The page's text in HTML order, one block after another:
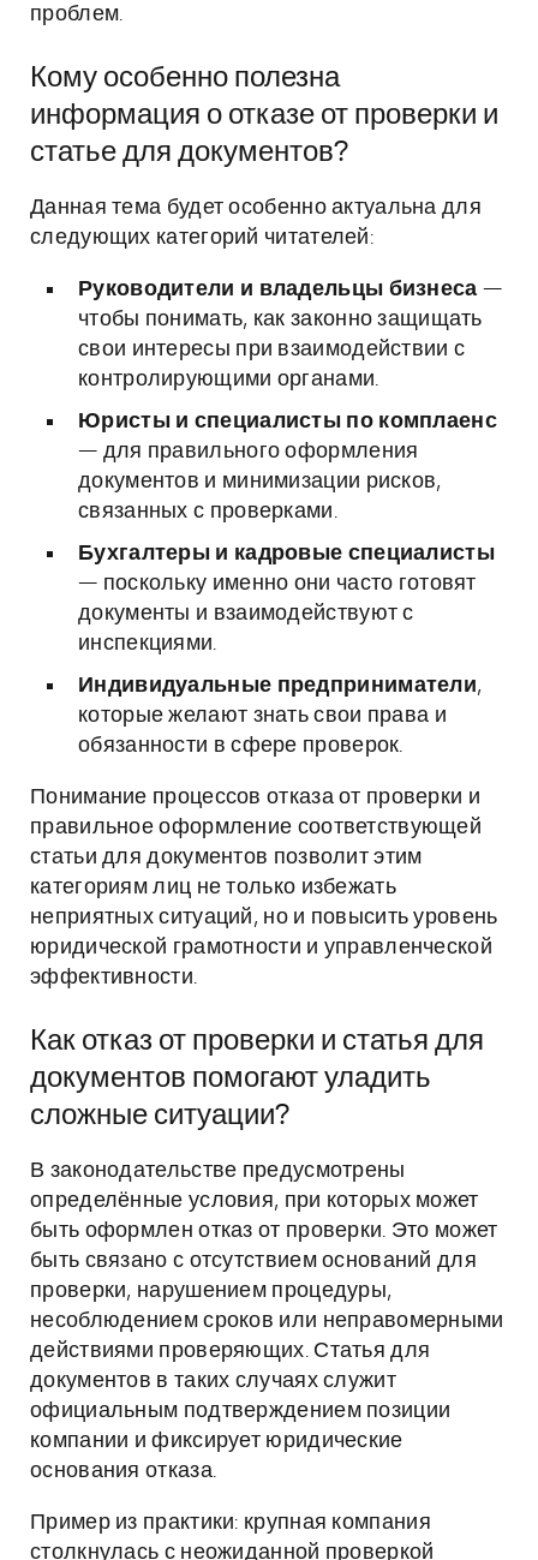
проблем.
Кому особенно полезна
информация о отказе от проверки и
статье для документов?
Данная тема будет особенно актуальна для
следующих категорий читателей:
Руководители и владельцы бизнеса —
чтобы понимать, как законно защищать
свои интересы при взаимодействии с
контролирующими органами.
Юристы и специалисты по комплаенс
— для правильного оформления
документов и минимизации рисков,
связанных с проверками.
Бухгалтеры и кадровые специалисты
— поскольку именно они часто готовят
документы и взаимодействуют с
инспекциями.
Индивидуальные предприниматели,
которые желают знать свои права и
обязанности в сфере проверок.
Понимание процессов отказа от проверки и
правильное оформление соответствующей
статьи для документов позволит этим
категориям лиц не только избежать
неприятных ситуаций, но и повысить уровень
юридической грамотности и управленческой
эффективности.
Как отказ от проверки и статья для
документов помогают уладить
сложные ситуации?
В законодательстве предусмотрены
определённые условия, при которых может
быть оформлен отказ от проверки. Это может
быть связано с отсутствием оснований для
проверки, нарушением процедуры,
несоблюдением сроков или неправомерными
действиями проверяющих. Статья для
документов в таких случаях служит
официальным подтверждением позиции
компании и фиксирует юридические
основания отказа.
Пример из практики: крупная компания
столкнулась с неожиданной проверкой